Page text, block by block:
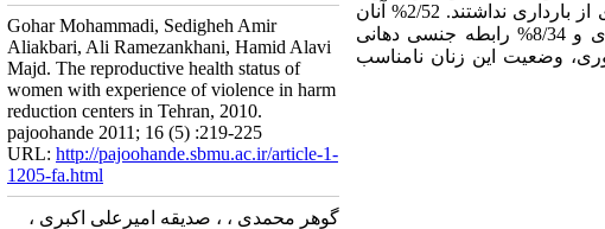
بودند. 6/51% سابقه سقط و 9/62% بارداری ناخواسته داشتند. 5/46% واجدین شرایط، روش پیشگیری از بارداری نداشتند. 2/52% آنان
هرگز پاپ اسمیر انجام نداده بودند، 4/82% آنان اختلال عملکرد جنسی، 1/39% رابطه جنسی مقعدی و 8/34‌% رابطه جنسی دهانی
وضعیت این زنان نامناسب
Gohar Mohammadi, Sedigheh Amir
Aliakbari, Ali Ramezankhani, Hamid Alavi
Majd. The reproductive health status of
women with experience of violence in harm
reduction centers in Tehran, 2010.
pajoohande 2011; 16 (5) :219-225
URL: http://pajoohande.sbmu.ac.ir/article-1-
1205-fa.html
گوهر محمدی ، ، صدیقه امیرعلی اکبری ،